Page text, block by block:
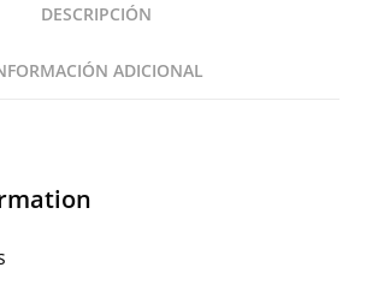
DESCRIPCIÓN
ADICIONAL